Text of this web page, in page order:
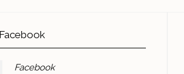
Facebook
Facebook